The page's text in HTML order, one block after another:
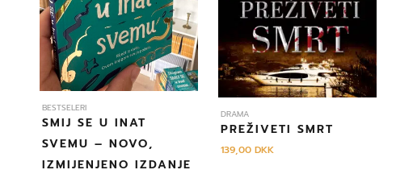
BESTSELERI
SMIJ SE U INAT
SVEMU – NOVO,
IZMIJENJENO IZDANJE
DRAMA
PREŽIVETI SMRT
139,00 DKK